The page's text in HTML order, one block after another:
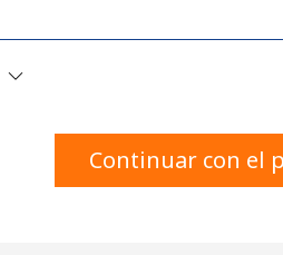
Al abrir una cuenta en este sitio
Continuar con el